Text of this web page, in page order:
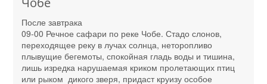
После завтрака
09-00 Речное сафари по реке Чобе. Стадо слонов,
переходящее реку в лучах солнца, неторопливо
плывущие бегемоты, спокойная гладь воды и тишина,
лишь изредка нарушаемая криком пролетающих птиц
или рыком дикого зверя, придаст круизу особое